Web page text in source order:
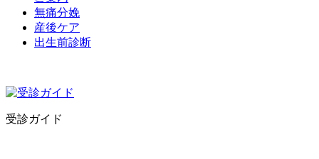
無痛分娩
産後ケア
出生前診断
受診ガイド